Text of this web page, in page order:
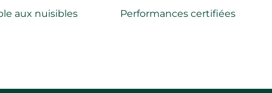
aux nuisibles Performances certifiées